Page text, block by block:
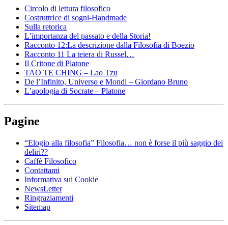
Circolo di lettura filosofico
Costruttrice di sogni-Handmade
Sulla retorica
L’importanza del passato e della Storia!
Racconto 12:La descrizione dalla Filosofia di Boezio
Racconto 11 La teiera di Russel…
Il Critone di Platone
TAO TE CHING – Lao Tzu
De l’Infinito, Universo e Mondi – Giordano Bruno
L’apologia di Socrate – Platone
Pagine
“Elogio alla filosofia” Filosofia… non è forse il più saggio dei
deliri??
Caffè Filosofico
Contattami
Informativa sui Cookie
NewsLetter
Ringraziamenti
Sitemap